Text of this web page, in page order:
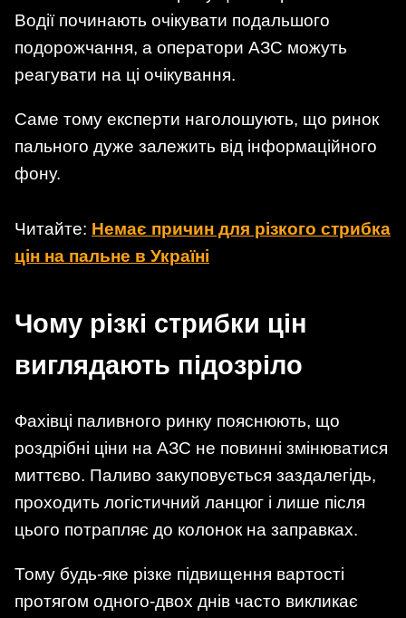
Водії починають очікувати подальшого
подорожчання, а оператори АЗС можуть
реагувати на ці очікування.
Саме тому експерти наголошують, що ринок
пального дуже залежить від інформаційного
фону.
Читайте: Немає причин для різкого стрибка
цін на пальне в Україні
Чому різкі стрибки цін
виглядають підозріло
Фахівці паливного ринку пояснюють, що
роздрібні ціни на АЗС не повинні змінюватися
миттєво. Паливо закуповується заздалегідь,
проходить логістичний ланцюг і лише після
цього потрапляє до колонок на заправках.
Тому будь-яке різке підвищення вартості
протягом одного-двох днів часто викликає